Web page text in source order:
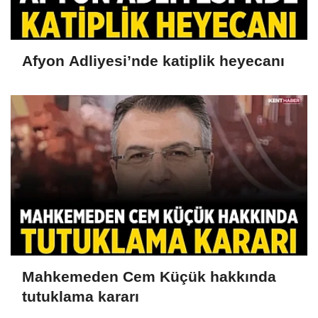
Afyon Adliyesi’nde katiplik heyecanı
Mahkemeden Cem Küçük hakkında
tutuklama kararı